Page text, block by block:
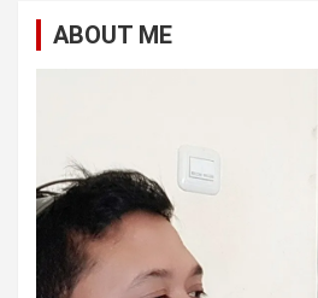
ABOUT ME